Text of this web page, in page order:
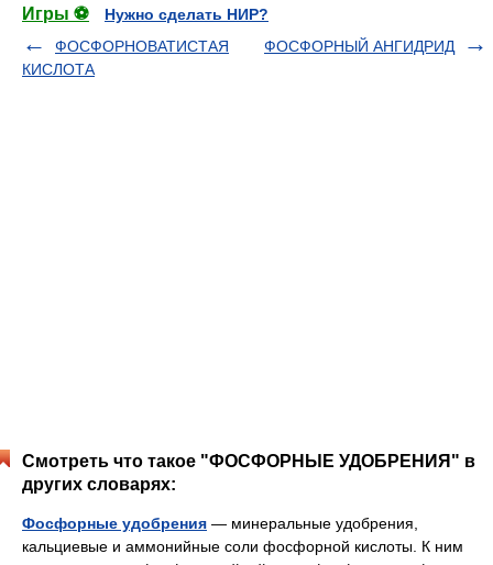
Игры ⚽
Нужно сделать НИР?
ФОСФОРНОВАТИСТАЯ
КИСЛОТА
ФОСФОРНЫЙ АНГИДРИД
Смотреть что такое "ФОСФОРНЫЕ УДОБРЕНИЯ" в
других словарях:
Фосфорные удобрения — минеральные удобрения,
кальциевые и аммонийные соли фосфорной кислоты. К ним